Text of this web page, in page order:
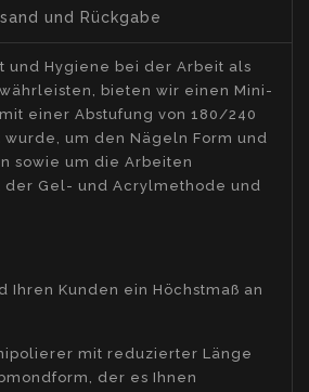
und Rückgabe
und Hygiene bei der Arbeit als
bieten wir einen Mini-
einer Abstufung von 180/240
um den Nägeln Form und
sowie um die Arbeiten
der Gel- und Acrylmethode und
Ihren Kunden ein Höchstmaß an
mit reduzierter Länge
der es Ihnen